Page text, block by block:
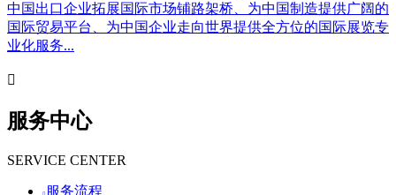
中国出口企业拓展国际市场铺路架桥、为中国制造提供广阔的
国际贸易平台、为中国企业走向世界提供全方位的国际展览专
业化服务...

服务中心
SERVICE CENTER
服务流程